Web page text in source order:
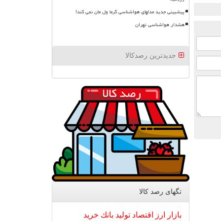
پیشبینی جدید مدلهای هواشناسی گرما ول مان نمی کند!
هشدار هواشناسی تهران
جدیدترین رصدکالا
تگهای رصد كالا
بازار ارز اقتصاد تولید بانك خرید